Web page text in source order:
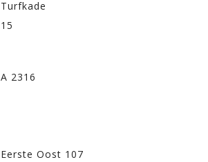
Turfkade
15
A 2316
Eerste Oost 107